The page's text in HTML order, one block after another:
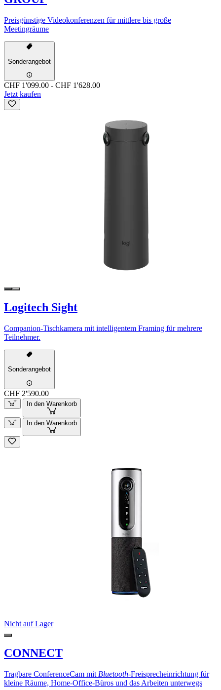
Preisgünstige Videokonferenzen für mittlere bis große
Meetingräume
Sonderangebot
CHF 1'099.00 - CHF 1'628.00
Jetzt kaufen
Logitech Sight
Companion-Tischkamera mit intelligentem Framing für mehrere
Teilnehmer.
Sonderangebot
CHF 2'590.00
In den Warenkorb
In den Warenkorb
Nicht auf Lager
CONNECT
Tragbare ConferenceCam mit Bluetooth-Freisprecheinrichtung für
kleine Räume, Home-Office-Büros und das Arbeiten unterwegs